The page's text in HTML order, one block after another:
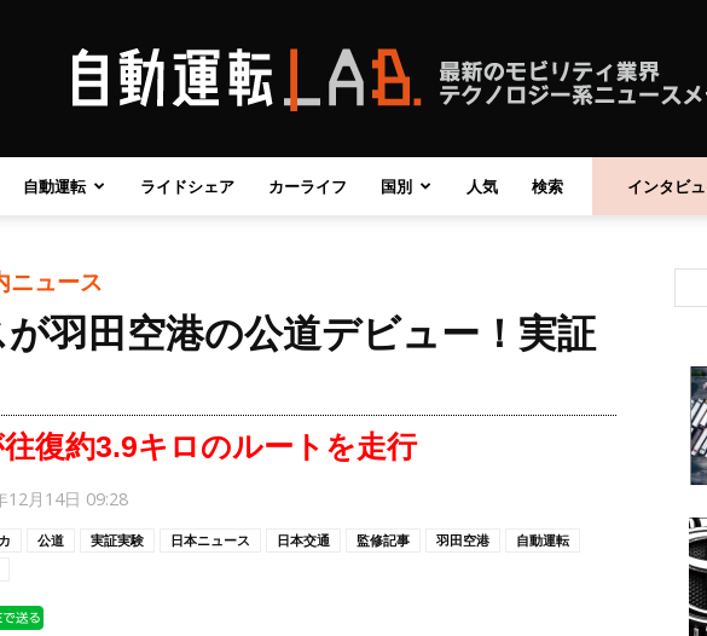
自
動
自動運転 ライドシェア カーライフ 国別 人気 検索 インタビ
ニュース
羽田空港の公道デビュー！実証
復約3.9キロのルートを走行
12月14日 09:28
公道 実証実験 日本ニュース 日本交通 監修記事 羽田空港
自動運転